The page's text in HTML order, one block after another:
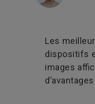
Les
dispositifs
images